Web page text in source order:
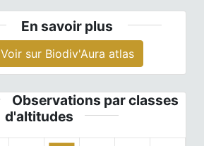
En savoir plus
Voir sur Biodiv'Aura atlas
Observations par classes
d'altitudes